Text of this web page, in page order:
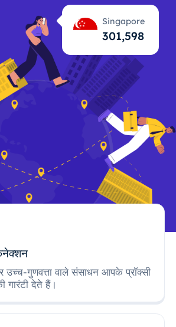
Singapore
301,599
गुणवत्ता वाले संसाधन आपके प्रॉक्सी
गारंटी देते हैं।